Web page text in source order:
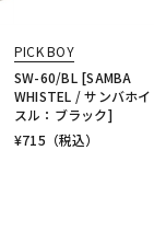
PICK BOY
SW-60/BL [SAMBA
WHISTEL / サンバホ
スル：ブラック]
¥715 （税込）